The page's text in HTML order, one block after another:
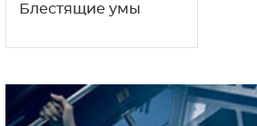
Блестящие умы